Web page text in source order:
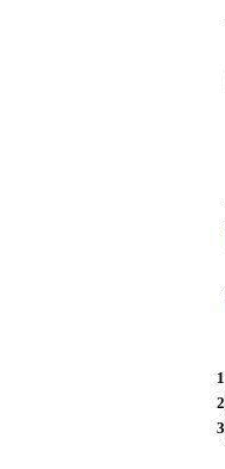
1
2
3